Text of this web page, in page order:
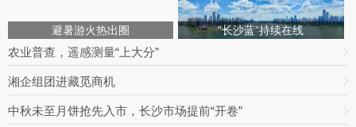
避暑游火热出圈 “长沙蓝”持续在线
农业普查，遥感测量“上大分”
湘企组团进藏觅商机
中秋未至月饼抢先入市，长沙市场提前“开卷”